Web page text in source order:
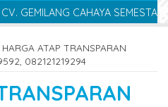
GEMILANG CAHAYA SEMESTA
HARGA ATAP TRANSPARAN
082121219294